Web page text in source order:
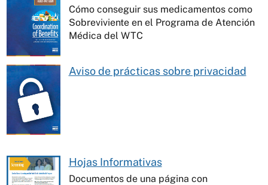
Cómo conseguir sus medicamentos como
Sobreviviente en el Programa de Atención
Médica del WTC
Aviso de prácticas sobre privacidad
Hojas Informativas
Documentos de una página con